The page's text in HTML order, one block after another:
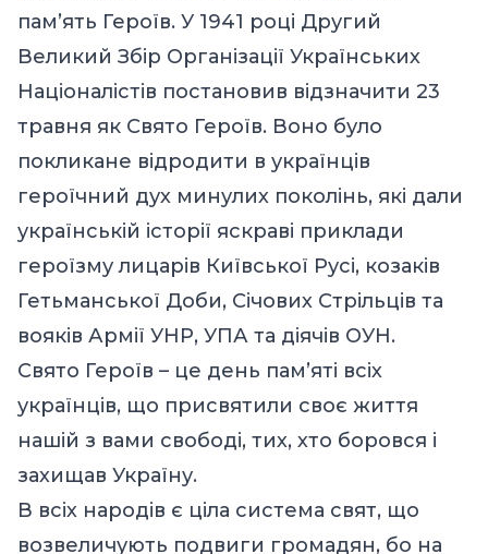
пам’ять Героїв. У 1941 році Другий
Великий Збір Організації Українських
Націоналістів постановив відзначити 23
травня як Свято Героїв. Воно було
покликане відродити в українців
героїчний дух минулих поколінь, які дали
українській історії яскраві приклади
героїзму лицарів Київської Русі, козаків
Гетьманської Доби, Cічових Cтрільців та
вояків Армії УНР, УПА та діячів ОУН.
Свято Героїв – це день пам’яті всіх
українців, що присвятили своє життя
нашій з вами свободі, тих, хто боровся і
захищав Україну.
В всіх народів є ціла система свят, що
возвеличують подвиги громадян, бо на